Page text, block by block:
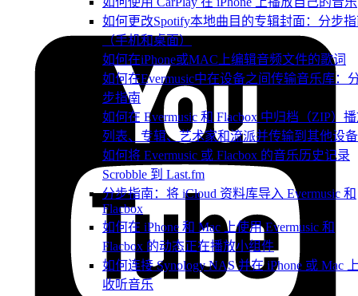
如何更改Spotify本地曲目的专辑封面：分步
（手机和桌面）
如何在iPhone或MAC上编辑音频文件的歌词
如何在Evermusic中在设备之间传输音乐库：
步指南
如何在 Evermusic 和 Flacbox 中归档（ZIP）
列表、专辑、艺术家和流派并传输到其他设备
如何将 Evermusic 或 Flacbox 的音乐历史记录
Scrobble 到 Last.fm
分步指南：将 iCloud 资料库导入 Evermusic 和
Flacbox
如何在 iPhone 和 Mac 上使用 Evermusic 和
Flacbox 的动态正在播放小组件
如何连接 Synology NAS 并在 iPhone 或 Mac
收听音乐